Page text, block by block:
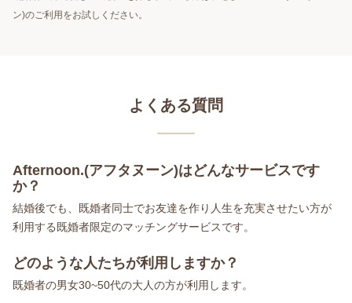
ン)のご利用をお試しください。
よくある質問
Afternoon.(アフタヌーン)はどんなサービスです
か？
結婚後でも、既婚者同士でお友達を作り人生を充実させたい方が
利用する既婚者限定のマッチングサービスです。
どのような人たちが利用しますか？
既婚者の男女30~50代の大人の方が利用します。